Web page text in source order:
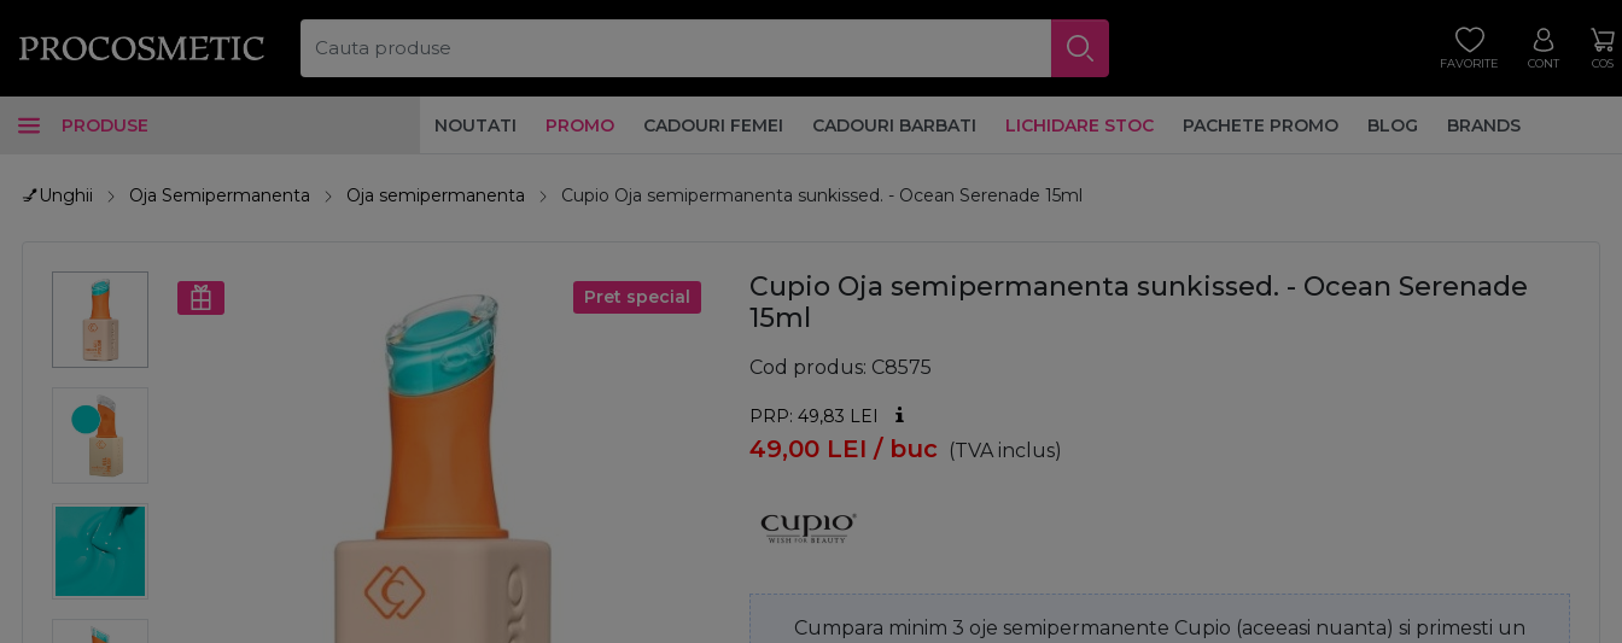
FAVORITE CONT COS
PRODUSE NOUTATI PROMO CADOURI FEMEI CADOURI BARBATI LICHIDARE STOC PACHETE PROMO BLOG BRANDS
💅Unghii Oja Semipermanenta Oja semipermanenta Cupio Oja semipermanenta sunkissed. - Ocean Serenade 15ml
Pret special
Cupio Oja semipermanenta sunkissed. - Ocean Serenade
15ml
Cod produs C8575
PRP: 49,83 LEI
49,00 LEI / buc (TVA inclus)
Cumpara minim 3 oje semipermanente Cupio (aceeasi nuanta) si primesti un